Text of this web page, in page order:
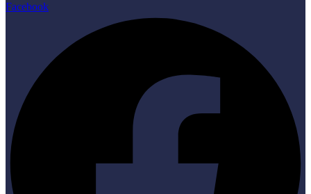
Facebook